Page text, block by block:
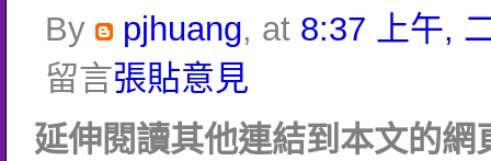
By
pjhuang, at 8:37 上午,
留言張貼意見
延伸閱讀其他連結到本文的網